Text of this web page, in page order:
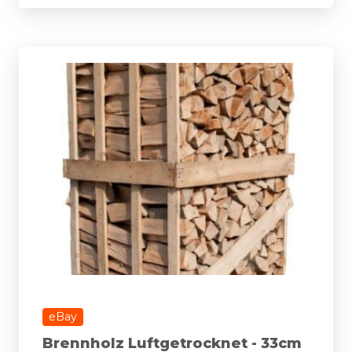
eBay
Brennholz Luftgetrocknet - 33cm